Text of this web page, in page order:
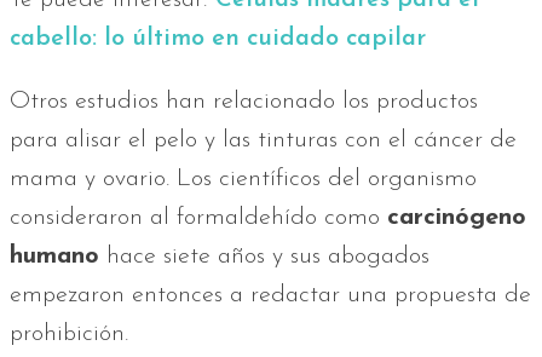
cabello: lo último en cuidado capilar
Otros estudios han relacionado los productos
para alisar el pelo y las tinturas con el cáncer de
mama y ovario. Los científicos del organismo
consideraron al formaldehído como carcinógeno
humano hace siete años y sus abogados
empezaron entonces a redactar una propuesta de
prohibición.